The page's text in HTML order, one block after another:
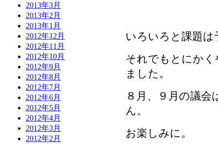
2013年3月
2013年2月
2013年1月
2012年12月
2012年11月
2012年10月
2012年9月
2012年8月
2012年7月
2012年6月
2012年5月
2012年4月
2012年3月
2012年2月
いろいろと課題
それでもとにか
ました。
８月、９月の議
ん。
お楽しみに。